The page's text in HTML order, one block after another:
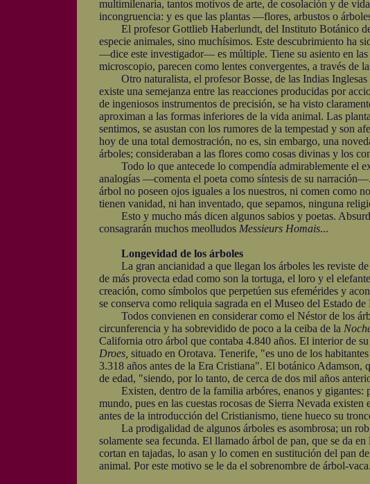
multimilenaria, tantos motivos de arte, de cosolación y de
incongruencia: y es que las plantas —flores, arbustos o
El profesor Gottlieb Haberlundt, del Instituto Botánico de
especie animales, sino muchísimos. Este descubrimiento
—dice este investigador— es múltiple. Tiene su asiento en las
microscopio, parecen como lentes convergentes, a través de
Otro naturalista, el profesor Bosse, de las Indias Inglesas
existe una semejanza entre las reacciones producidas por
de ingeniosos instrumentos de precisión, se ha visto
aproximan a las formas inferiores de la vida animal. Las
sentimos, se asustan con los rumores de la tempestad y son
hoy de una total demostración, no es, sin embargo, una
árboles; consideraban a las flores como cosas divinas y los
Todo lo que antecede lo compendía admirablemente el
analogías —comenta el poeta como síntesis de su
árbol no poseen ojos iguales a los nuestros, ni comen como
tienen vanidad, ni han inventado, que sepamos, ninguna
Esto y mucho más dicen algunos sabios y poetas.
consagrarán muchos meolludos Messieurs Homais...
Longevidad de los árboles
La gran ancianidad a que llegan los árboles les reviste de
de más provecta edad como son la tortuga, el loro y el
creación, como símbolos que perpetúen sus efemérides y
se conserva como reliquia sagrada en el Museo del Estado
Todos convienen en considerar como el Néstor de los
circunferencia y ha sobrevidido de poco a la ceiba de la
California otro árbol que contaba 4.840 años. El interior de
Droes, situado en Orotava. Tenerife, "es uno de los
3.318 años antes de la Era Cristiana". El botánico Adamson,
de edad, "siendo, por lo tanto, de cerca de dos mil años
Existen, dentro de la familia arbóres, enanos y gigantes:
mundo, pues en las cuestas rocosas de Sierra Nevada
antes de la introducción del Cristianismo, tiene hueco su
La prodigalidad de algunos árboles es asombrosa; un
solamente sea fecunda. El llamado árbol de pan, que se da
cortan en tajadas, lo asan y lo comen en sustitución del pan
animal. Por este motivo se le da el sobrenombre de árbol-vaca.